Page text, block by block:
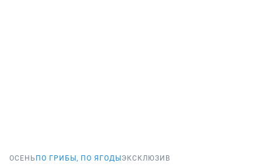
ОСЕНЬ ПО ГРИБЫ, ПО ЯГОДЫ ЭКСКЛЮЗИВ